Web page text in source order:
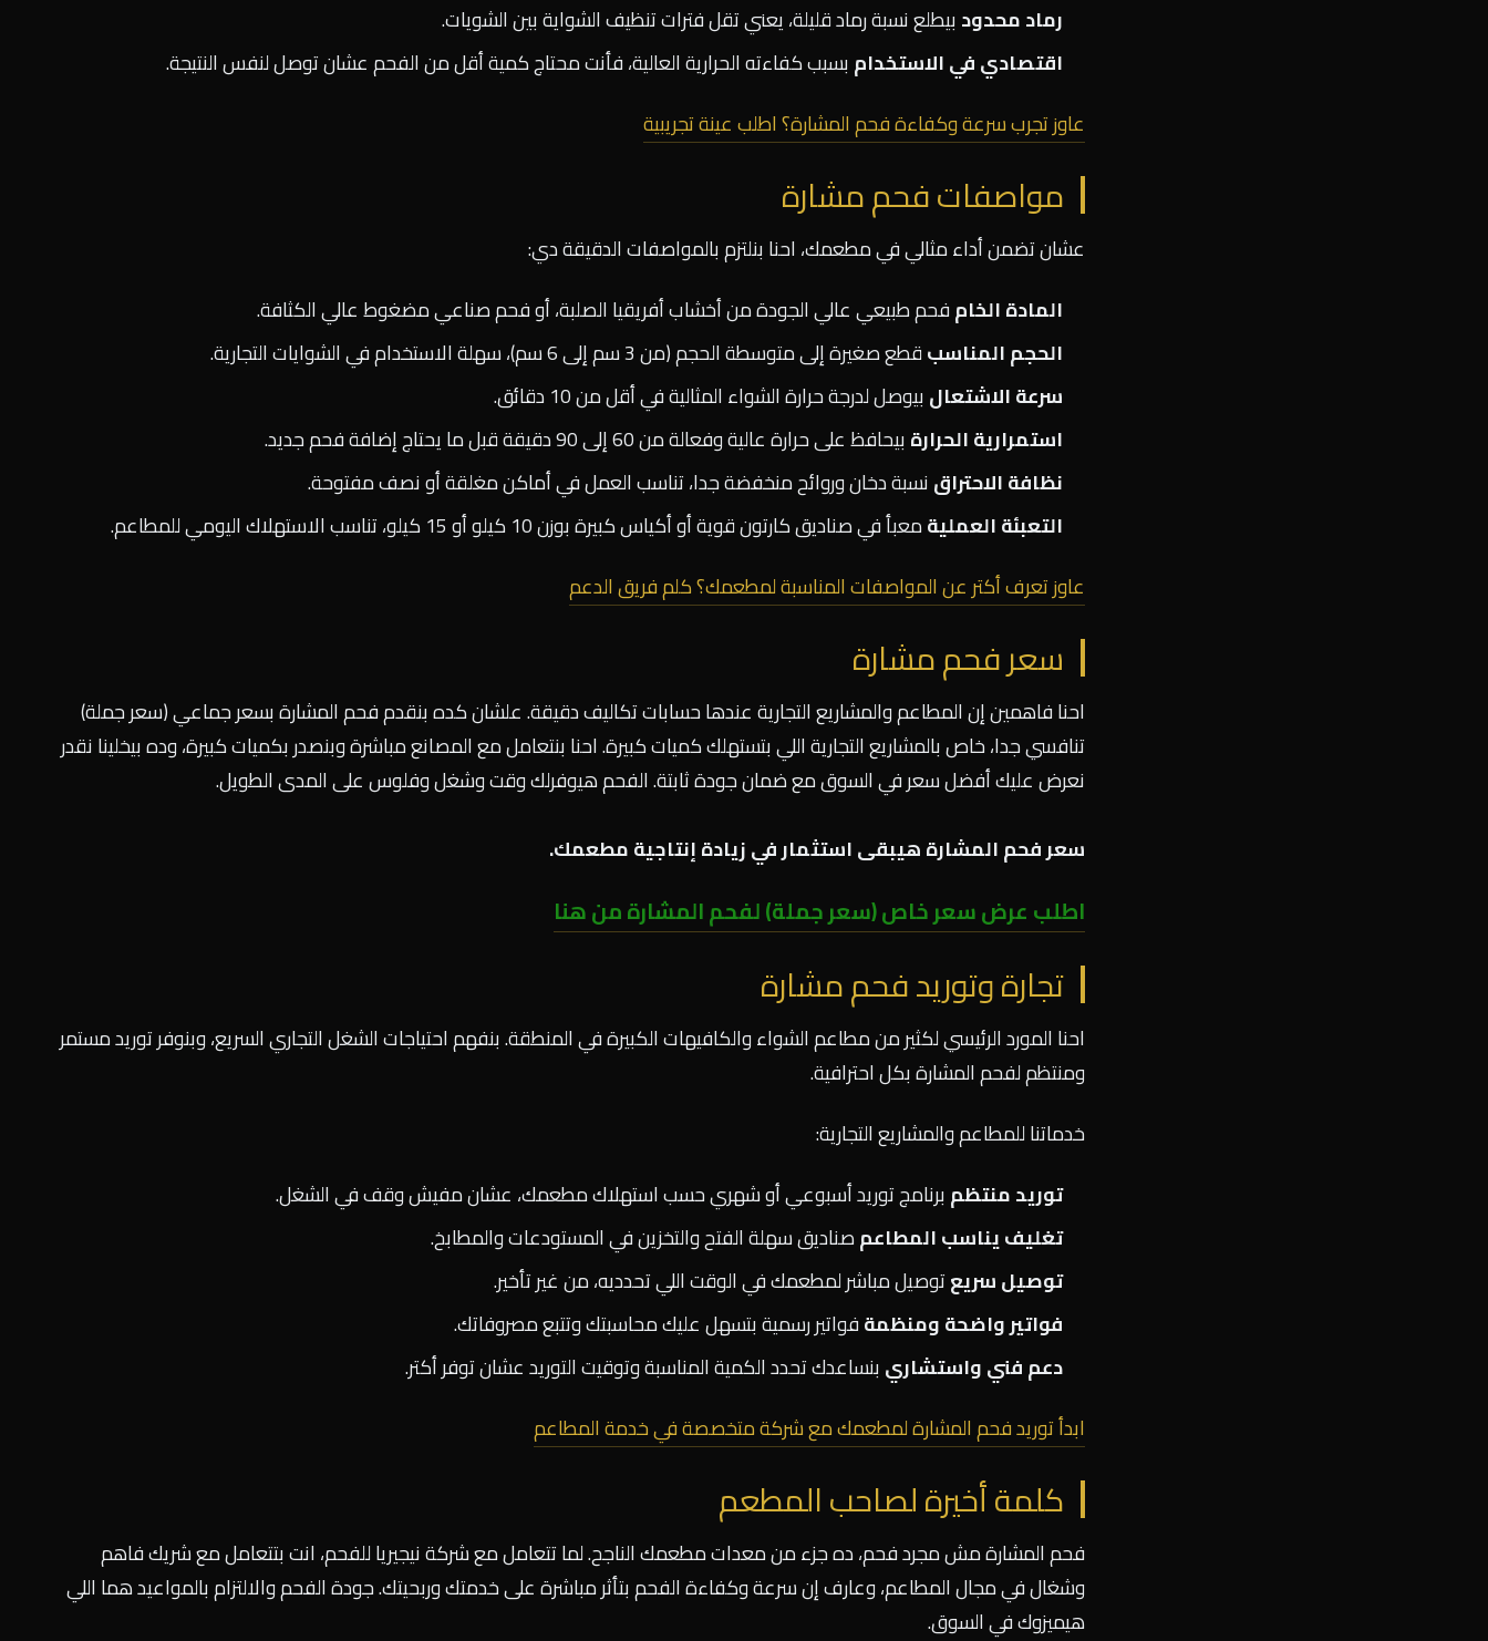
رماد محدود بيطلع نسبة رماد قليلة، يعني تقل فترات تنظيف الشواية بين الشويات.
اقتصادي في الاستخدام بسبب كفاءته الحرارية العالية، فأنت محتاج كمية أقل من الفحم عشان توصل لنفس النتيجة.
عاوز تجرب سرعة وكفاءة فحم المشارة؟ اطلب عينة تجريبية
مواصفات فحم مشارة
عشان تضمن أداء مثالي في مطعمك، احنا بنلتزم بالمواصفات الدقيقة دي:
المادة الخامفحم طبيعي عالي الجودة من أخشاب أفريقيا الصلبة، أو فحم صناعي مضغوط عالي الكثافة.
الحجم المناسبقطع صغيرة إلى متوسطة الحجم (من 3 سم إلى 6 سم)، سهلة الاستخدام في الشوايات التجارية.
سرعة الاشتعال بيوصل لدرجة حرارة الشواء المثالية في أقل من 10 دقائق.
استمرارية الحرارة بيحافظ على حرارة عالية وفعالة من 60 إلى 90 دقيقة قبل ما يحتاج إضافة فحم جديد.
نظافة الاحتراق نسبة دخان وروائح منخفضة جدا، تناسب العمل في أماكن مغلقة أو نصف مفتوحة.
التعبئة العمليةمعبأ في صناديق كارتون قوية أو أكياس كبيرة بوزن 10 كيلو أو 15 كيلو، تناسب الاستهلاك اليومي للمطاعم.
عاوز تعرف أكتر عن المواصفات المناسبة لمطعمك؟ كلم فريق الدعم
سعر فحم مشارة
احنا فاهمين إن المطاعم والمشاريع التجارية عندها حسابات تكاليف دقيقة. علشان كده بنقدم فحم المشارة بسعر جماعي (سعر جملة)
تنافسي جدا، خاص بالمشاريع التجارية اللي بتستهلك كميات كبيرة. احنا بنتعامل مع المصانع مباشرة وبنصدر بكميات كبيرة، وده بيخلينا نقدر
نعرض عليك أفضل سعر في السوق مع ضمان جودة ثابتة. الفحم هيوفرلك وقت وشغل وفلوس على المدى الطويل.
سعر فحم المشارة هيبقى استثمار في زيادة إنتاجية مطعمك.
اطلب عرض سعر خاص (سعر جملة) لفحم المشارة من هنا
تجارة وتوريد فحم مشارة
احنا المورد الرئيسي لكثير من مطاعم الشواء والكافيهات الكبيرة في المنطقة. بنفهم احتياجات الشغل التجاري السريع، وبنوفر توريد مستمر
ومنتظم لفحم المشارة بكل احترافية.
خدماتنا للمطاعم والمشاريع التجارية:
توريد منتظم برنامج توريد أسبوعي أو شهري حسب استهلاك مطعمك، عشان مفيش وقف في الشغل.
تغليف يناسب المطاعمصناديق سهلة الفتح والتخزين في المستودعات والمطابخ.
توصيل سريعتوصيل مباشر لمطعمك في الوقت اللي تحدديه، من غير تأخير.
فواتير واضحة ومنظمةفواتير رسمية بتسهل عليك محاسبتك وتتبع مصروفاتك.
دعم فني واستشاري بنساعدك تحدد الكمية المناسبة وتوقيت التوريد عشان توفر أكتر.
ابدأ توريد فحم المشارة لمطعمك مع شركة متخصصة في خدمة المطاعم
كلمة أخيرة لصاحب المطعم
فحم المشارة مش مجرد فحم، ده جزء من معدات مطعمك الناجح. لما تتعامل مع شركة نيجيريا للفحم، انت بتتعامل مع شريك فاهم
وشغال في مجال المطاعم، وعارف إن سرعة وكفاءة الفحم بتأثر مباشرة على خدمتك وربحيتك. جودة الفحم والالتزام بالمواعيد هما اللي
هيميزوك في السوق.